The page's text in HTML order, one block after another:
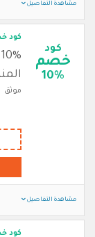
مشاهدة التفاصيل
كود
خصم
10%
كود
موثق
مشاهدة التفاصيل
كود